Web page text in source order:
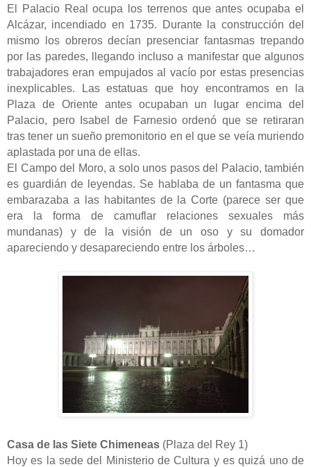
El Palacio Real ocupa los terrenos que antes ocupaba el
Alcázar, incendiado en 1735. Durante la construcción del
mismo los obreros decían presenciar fantasmas trepando
por las paredes, llegando incluso a manifestar que algunos
trabajadores eran empujados al vacío por estas presencias
inexplicables. Las estatuas que hoy encontramos en la
Plaza de Oriente antes ocupaban un lugar encima del
Palacio, pero Isabel de Farnesio ordenó que se retiraran
tras tener un sueño premonitorio en el que se veía muriendo
aplastada por una de ellas.
El Campo del Moro, a solo unos pasos del Palacio, también
es guardián de leyendas. Se hablaba de un fantasma que
embarazaba a las habitantes de la Corte (parece ser que
era la forma de camuflar relaciones sexuales más
mundanas) yde la visión de un oso y su domador
apareciendo y desapareciendo entre los árboles…
Casa de las Siete Chimeneas (Plaza del Rey 1)
Hoy es la sede del Ministerio de Cultura y es quizá uno de